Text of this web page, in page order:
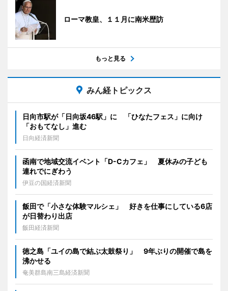
ローマ教皇、１１月に南米歴訪
もっと見る
みん経トピックス
日向市駅が「日向坂46駅」に 「ひなたフェス」に向け
「おもてなし」進む
日向経済新聞
函南で地域交流イベント「D-Cカフェ」 夏休みの子ども
連れでにぎわう
伊豆の国経済新聞
飯田で「小さな体験マルシェ」 好きを仕事にしている6店
が日替わり出店
飯田経済新聞
徳之島「ユイの島で結ぶ太鼓祭り」 9年ぶりの開催で島を
沸かせる
奄美群島南三島経済新聞